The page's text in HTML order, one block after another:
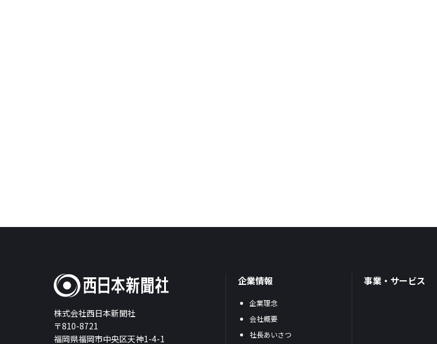
株式会社西日本新聞社
〒810-8721
福岡県福岡市中央区天神1-4-1
企業情報
企業理念
会社概要
社長あいさつ
事業・サービス